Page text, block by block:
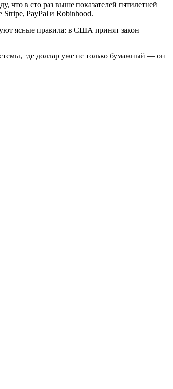
что в сто раз выше показателей пятилетней
PayPal и Robinhood.
ясные правила: в США принят закон
где доллар уже не только бумажный — он